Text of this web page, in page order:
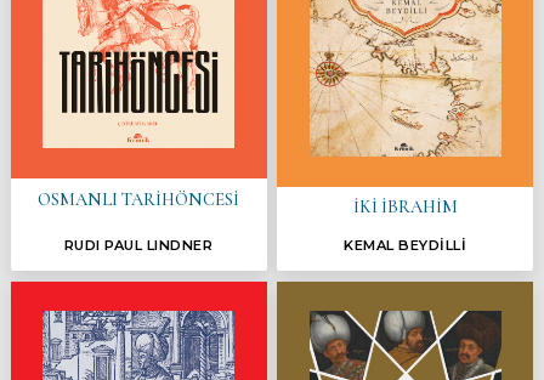
OSMANLI TARİHÖNCESİ
RUDI PAUL LINDNER
İKİ İBRAHİM
KEMAL BEYDİLLİ